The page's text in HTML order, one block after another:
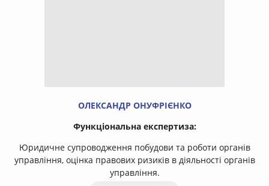
ОЛЕКСАНДР ОНУФРІЄНКО
Функціональна експертиза:
Юридичне супроводження побудови та роботи органів
управління, оцінка правових ризиків в діяльності органів
управління.